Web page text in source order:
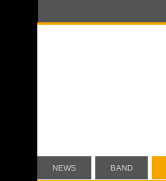
NEWS BAND